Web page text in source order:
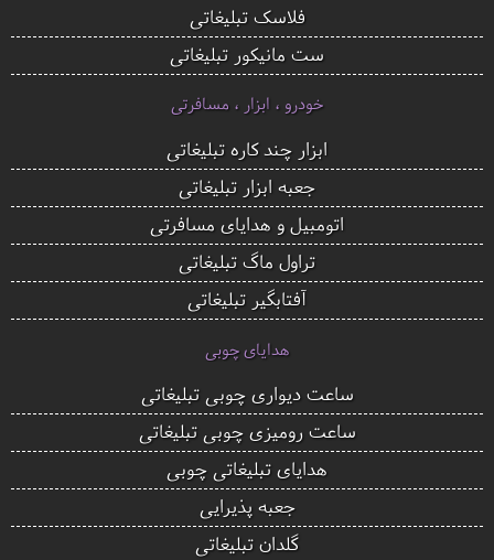
فلاسک تبلیغاتی
ست مانیکور تبلیغاتی
خودرو ، ابزار ، مسافرتی
ابزار چند کاره تبلیغاتی
جعبه ابزار تبلیغاتی
اتومبیل و هدایای مسافرتی
تراول ماگ تبلیغاتی
آفتابگیر تبلیغاتی
هدایای چوبی
ساعت دیواری چوبی تبلیغاتی
ساعت رومیزی چوبی تبلیغاتی
هدایای تبلیغاتی چوبی
جعبه پذیرایی
گلدان تبلیغاتی